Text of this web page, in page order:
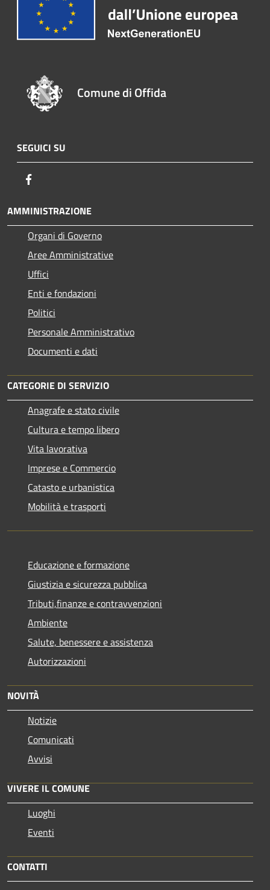
Comune di Offida
SEGUICI SU
AMMINISTRAZIONE
Organi di Governo
Aree Amministrative
Uffici
Enti e fondazioni
Politici
Personale Amministrativo
Documenti e dati
CATEGORIE DI SERVIZIO
Anagrafe e stato civile
Cultura e tempo libero
Vita lavorativa
Imprese e Commercio
Catasto e urbanistica
Mobilità e trasporti
Educazione e formazione
Giustizia e sicurezza pubblica
Tributi,finanze e contravvenzioni
Ambiente
Salute, benessere e assistenza
Autorizzazioni
NOVITÀ
Notizie
Comunicati
Avvisi
VIVERE IL COMUNE
Luoghi
Eventi
CONTATTI